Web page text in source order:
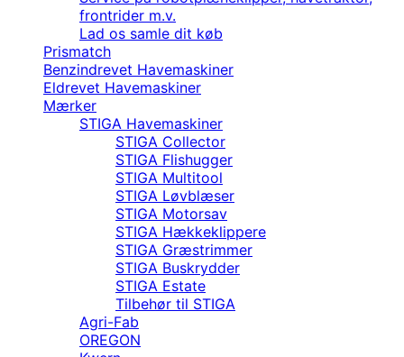
frontrider m.v.
Lad os samle dit køb
Prismatch
Benzindrevet Havemaskiner
Eldrevet Havemaskiner
Mærker
STIGA Havemaskiner
STIGA Collector
STIGA Flishugger
STIGA Multitool
STIGA Løvblæser
STIGA Motorsav
STIGA Hækkeklippere
STIGA Græstrimmer
STIGA Buskrydder
STIGA Estate
Tilbehør til STIGA
Agri-Fab
OREGON